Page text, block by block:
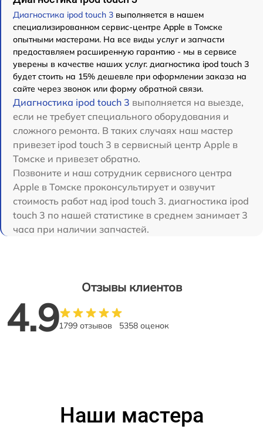
Диагностика ipod touch 3 выполняется в нашем
специализированном сервис-центре Apple в Томске
опытными мастерами. На все виды услуг и запчасти
предоставляем расширенную гарантию - мы в сервисе
уверены в качестве наших услуг. диагностика ipod touch 3
будет стоить на 15% дешевле при оформлении заказа на
сайте через звонок или форму обратной связи.
Диагностика ipod touch 3 выполняется на выезде,
если не требует специального оборудования и
сложного ремонта. В таких случаях наш мастер
привезет ipod touch 3 в сервисный центр Apple в
Томске и привезет обратно.
Позвоните и наш сотрудник сервисного центра
Apple в Томске проконсультирует и озвучит
стоимость работ над ipod touch 3. диагностика ipod
touch 3 по нашей статистике в среднем занимает 3
часа при наличии запчастей.
Отзывы клиентов
4.91799 отзывов 5358 оценок
Наши мастера